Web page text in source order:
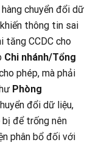
chuyển đổi dữ
thông tin sai
tăng CCDC cho
Chi nhánh/Tổng
phép, mà phải
Phòng
đổi dữ liệu,
để trống nên
phân bổ đối với